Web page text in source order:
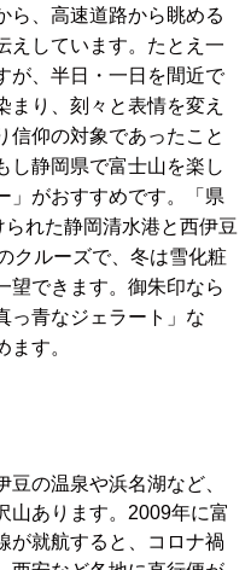
ら、高速道路から眺める
えしています。たとえ一
が、半日・一日を間近で
まり、刻々と表情を変え
信仰の対象であったこと
し静岡県で富士山を楽し
」がおすすめです。「県
れた静岡清水港と西伊豆
クルーズで、冬は雪化粧
望できます。御朱印なら
っ青なジェラート」な
ます。
の温泉や浜名湖など、
山あります。2009年に富
が就航すると、コロナ禍